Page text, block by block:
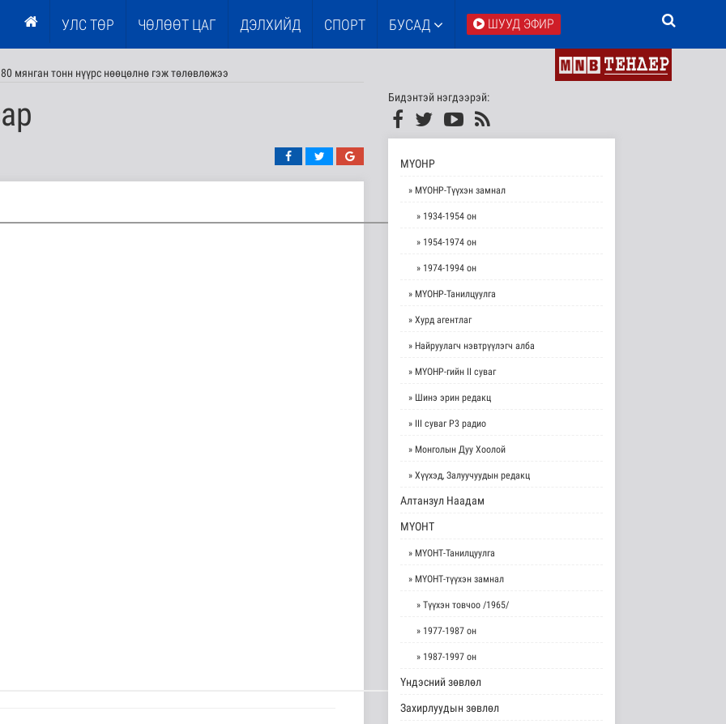
УЛС ТӨР ЧӨЛӨӨТ ЦАГ ДЭЛХИЙД СПОРТ БУСАД ШУУД ЭФИР
мянган тонн нүүрс нөөцөлнө гэж төлөвлөжээ
Бидэнтэй нэгдээрэй:
МҮОНР
» МҮОНР-Түүхэн замнал
» 1934-1954 он
» 1954-1974 он
» 1974-1994 он
» МҮОНР-Танилцуулга
» Хурд агентлаг
» Найруулагч нэвтрүүлэгч алба
» МҮОНР-гийн II суваг
» Шинэ эрин редакц
» III суваг Р3 радио
» Монголын Дуу Хоолой
» Хүүхэд, Залуучуудын редакц
Алтанзул Наадам
МҮОНТ
» МҮОНТ-Танилцуулга
» МҮОНТ-түүхэн замнал
» Түүхэн товчоо /1965/
» 1977-1987 он
» 1987-1997 он
Үндэсний зөвлөл
Захирлуудын зөвлөл